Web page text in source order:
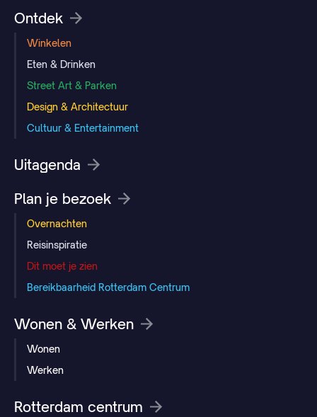
Ontdek
Winkelen
Eten & Drinken
Street Art & Parken
Design & Architectuur
Cultuur & Entertainment
Uitagenda
Plan je bezoek
Overnachten
Reisinspiratie
Dit moet je zien
Bereikbaarheid Rotterdam Centrum
Wonen & Werken
Wonen
Werken
Rotterdam centrum